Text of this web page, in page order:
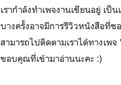
เรากำลังทำเพจงานเขียนอยู่ เป็
บางครั้งอาจมีการรีวิวหนังสือที่ช
สามารถไปติดตามเราได้ทางเพจ '
ขอบคุณที่เข้ามาอ่านนะคะ :)